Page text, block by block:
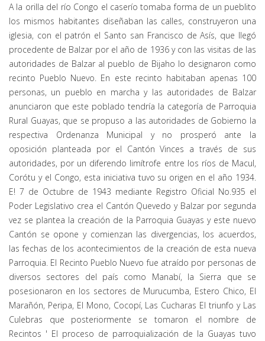
A la orilla del río Congo el caserío tomaba forma de un pueblito
los mismos habitantes diseñaban las calles, construyeron una
iglesia, con el patrón el Santo san Francisco de Asís, que llegó
procedente de Balzar por el año de 1936 y con las visitas de las
autoridades de Balzar al pueblo de Bijaho lo designaron como
recinto Pueblo Nuevo. En este recinto habitaban apenas 100
personas, un pueblo en marcha y las autoridades de Balzar
anunciaron que este poblado tendría la categoría de Parroquia
Rural Guayas, que se propuso a las autoridades de Gobierno la
respectiva Ordenanza Municipal y no prosperó ante la
oposición planteada por el Cantón Vinces a través de sus
autoridades, por un diferendo limítrofe entre los ríos de Macul,
Corótu y el Congo, esta iniciativa tuvo su origen en el año 1934.
E! 7 de Octubre de 1943 mediante Registro Oficial No.935 el
Poder Legislativo crea el Cantón Quevedo y Balzar por segunda
vez se plantea la creación de la Parroquia Guayas y este nuevo
Cantón se opone y comienzan las divergencias, los acuerdos,
las fechas de los acontecimientos de la creación de esta nueva
Parroquia. El Recinto Pueblo Nuevo fue atraído por personas de
diversos sectores del país como Manabí, la Sierra que se
posesionaron en los sectores de Murucumba, Estero Chico, El
Marañón, Peripa, El Mono, Cocopí, Las Cucharas El triunfo y Las
Culebras que posteriormente se tomaron el nombre de
Recintos ' El proceso de parroquialización de la Guayas tuvo